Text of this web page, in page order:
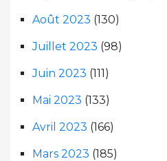
Août 2023 (130)
Juillet 2023 (98)
Juin 2023 (111)
Mai 2023 (133)
Avril 2023 (166)
Mars 2023 (185)